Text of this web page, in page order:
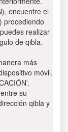
encuentre el
procediendo
realizar
de qibla.
más
móvil.
su
qibla y